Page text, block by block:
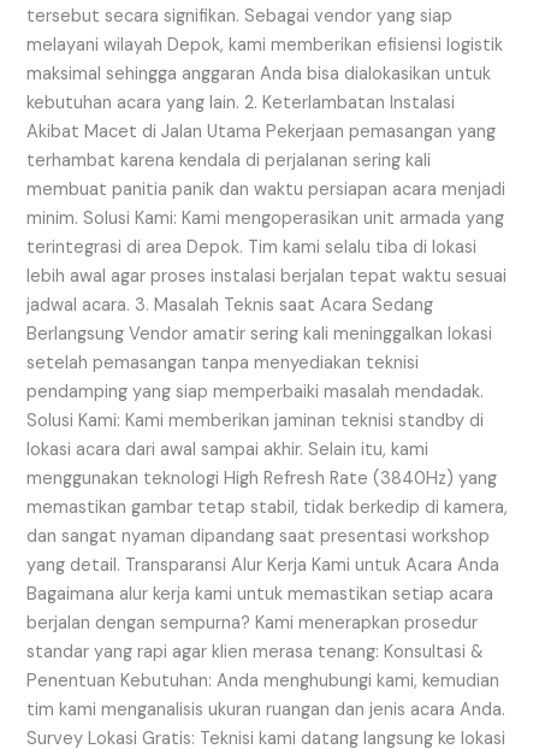
tersebut secara signifikan. Sebagai vendor yang siap
melayani wilayah Depok, kami memberikan efisiensi logistik
maksimal sehingga anggaran Anda bisa dialokasikan untuk
kebutuhan acara yang lain. 2. Keterlambatan Instalasi
Akibat Macet di Jalan Utama Pekerjaan pemasangan yang
terhambat karena kendala di perjalanan sering kali
membuat panitia panik dan waktu persiapan acara menjadi
minim. Solusi Kami: Kami mengoperasikan unit armada yang
terintegrasi di area Depok. Tim kami selalu tiba di lokasi
lebih awal agar proses instalasi berjalan tepat waktu sesuai
jadwal acara. 3. Masalah Teknis saat Acara Sedang
Berlangsung Vendor amatir sering kali meninggalkan lokasi
setelah pemasangan tanpa menyediakan teknisi
pendamping yang siap memperbaiki masalah mendadak.
Solusi Kami: Kami memberikan jaminan teknisi standby di
lokasi acara dari awal sampai akhir. Selain itu, kami
menggunakan teknologi High Refresh Rate (3840Hz) yang
memastikan gambar tetap stabil, tidak berkedip di kamera,
dan sangat nyaman dipandang saat presentasi workshop
yang detail. Transparansi Alur Kerja Kami untuk Acara Anda
Bagaimana alur kerja kami untuk memastikan setiap acara
berjalan dengan sempurna? Kami menerapkan prosedur
standar yang rapi agar klien merasa tenang: Konsultasi &
Penentuan Kebutuhan: Anda menghubungi kami, kemudian
tim kami menganalisis ukuran ruangan dan jenis acara Anda.
Survey Lokasi Gratis: Teknisi kami datang langsung ke lokasi